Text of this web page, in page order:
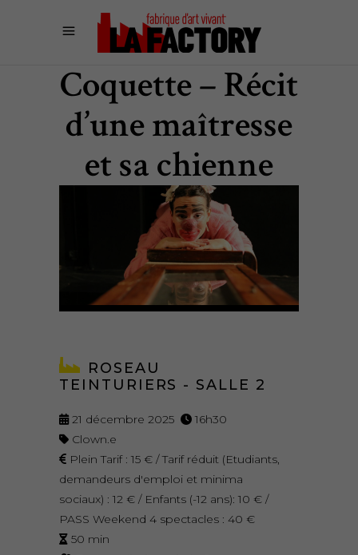
Coquette – Récit
d’une maîtresse
et sa chienne
ROSEAU
TEINTURIERS - SALLE 2
21 décembre 2025
16h30
Clown.e
Plein Tarif : 15 € / Tarif réduit (Etudiants,
demandeurs d'emploi et minima
sociaux) : 12 € / Enfants (-12 ans): 10 € /
PASS Weekend 4 spectacles : 40 €
50 min